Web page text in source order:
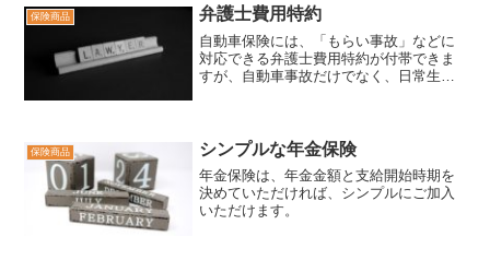
会社の対応員が、事故現場...
保険商品 弁護士費用特約
自動車保険には、「もらい事故」などに
対応できる弁護士費用特約が付帯できま
すが、自動車事故だけでなく、日常生活
保険商品 シンプルな年金保険
年金保険は、年金金額と支給開始時期を
決めていただければ、シンプルにご加入
いただけます。